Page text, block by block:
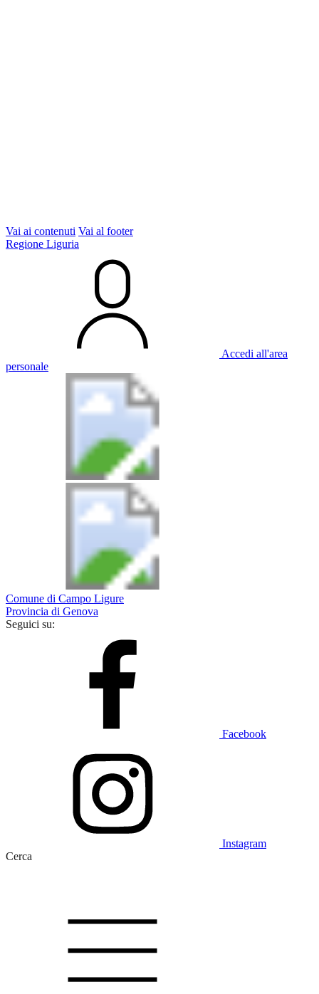
Vai ai contenuti Vai al footer
Regione Liguria
Accedi all'area
personale
Comune di Campo Ligure
Provincia di Genova
Seguici su:
Facebook
Instagram
Cerca